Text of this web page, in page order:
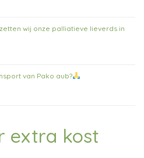
wij onze palliatieve lieverds in
van Pako aub?
extra kost